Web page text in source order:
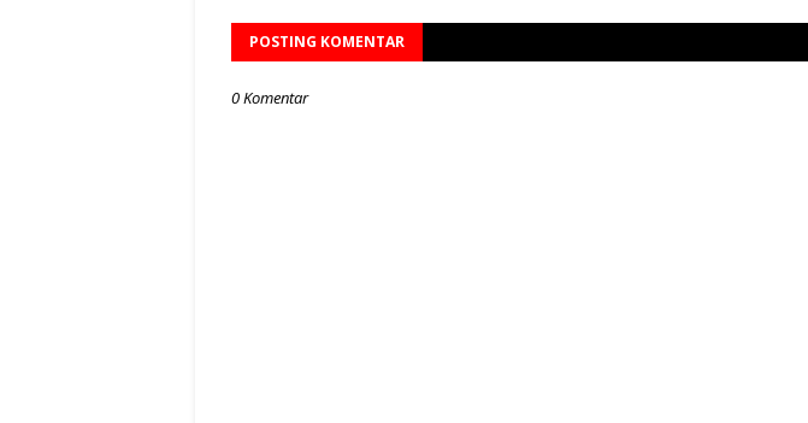
POSTING KOMENTAR
0 Komentar